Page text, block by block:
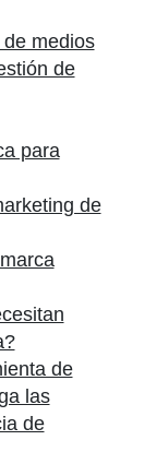
medios
de
para
de
de
las
de